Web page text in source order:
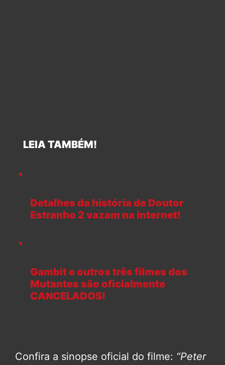
LEIA TAMBÉM!
Detalhes da história de Doutor
Estranho 2 vazam na internet!
Gambit e outros três filmes dos
Mutantes são oficialmente
CANCELADOS!
Confira a sinopse oficial do filme: “Peter